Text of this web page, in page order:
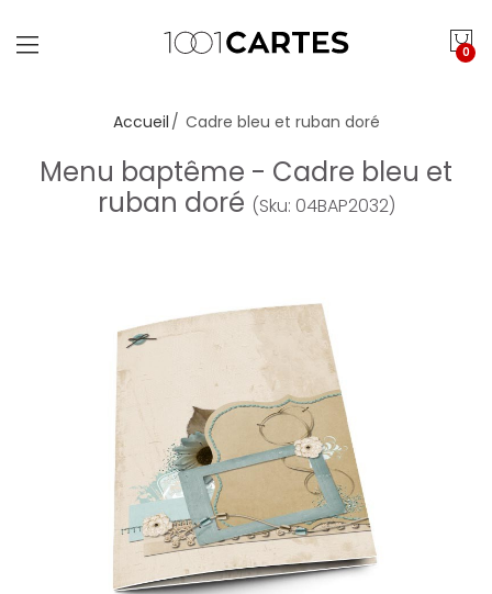
0
Accueil Cadre bleu et ruban doré
Menu baptême - Cadre bleu et
ruban doré (Sku: 04BAP2032)